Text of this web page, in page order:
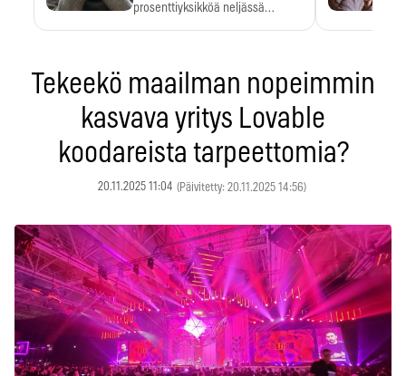
prosenttiyksikköä neljässä
Tekeekö maailman nopeimmin
kasvava yritys Lovable
koodareista tarpeettomia?
20.11.2025 11:04 (Päivitetty: 20.11.2025 14:56)